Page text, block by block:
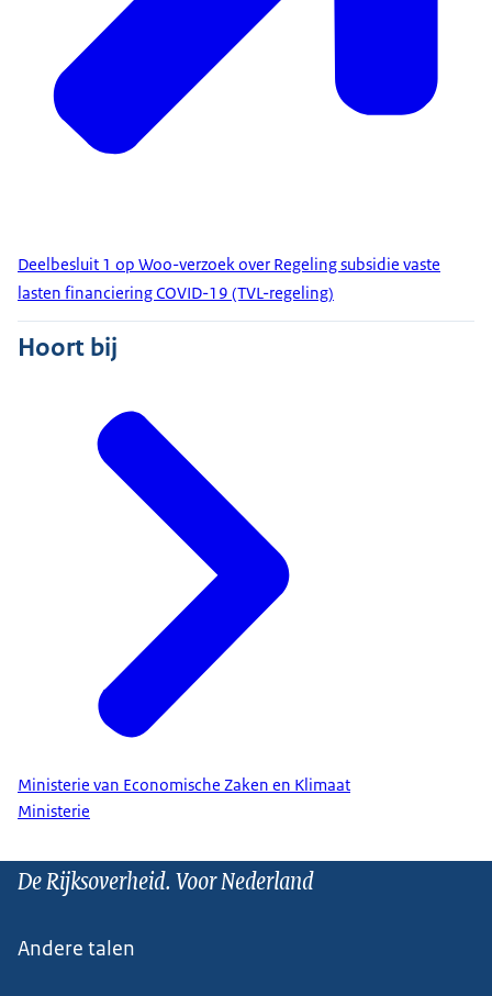
Deelbesluit 1 op Woo-verzoek over Regeling subsidie vaste
lasten financiering COVID-19 (TVL-regeling)
Hoort bij
Ministerie van Economische Zaken en Klimaat
Ministerie
De Rijksoverheid. Voor Nederland
Andere talen